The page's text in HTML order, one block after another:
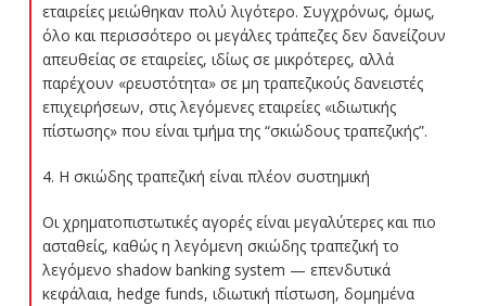
εταιρείες μειώθηκαν πολύ λιγότερο. Συγχρόνως, όμως,
όλο και περισσότερο οι μεγάλες τράπεζες δεν δανείζουν
απευθείας σε εταιρείες, ιδίως σε μικρότερες, αλλά
παρέχουν «ρευστότητα» σε μη τραπεζικούς δανειστές
επιχειρήσεων, στις λεγόμενες εταιρείες «ιδιωτικής
πίστωσης» που είναι τμήμα της “σκιώδους τραπεζικής”.
4. Η σκιώδης τραπεζική είναι πλέον συστημική
Οι χρηματοπιστωτικές αγορές είναι μεγαλύτερες και πιο
ασταθείς, καθώς η λεγόμενη σκιώδης τραπεζική το
λεγόμενο shadow banking system — επενδυτικά
κεφάλαια, hedge funds, ιδιωτική πίστωση, δομημένα